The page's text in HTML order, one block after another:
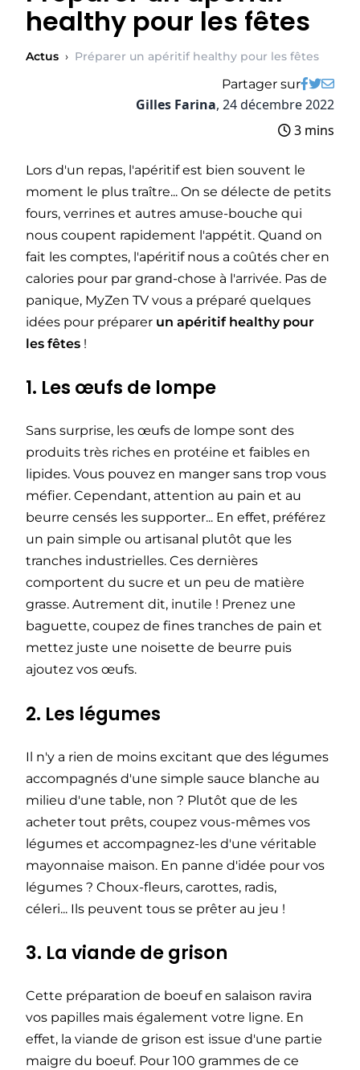
healthy pour les fêtes
Actus › Préparer un apéritif healthy pour les fêtes
Partager sur
Gilles Farina, 24 décembre 2022
3 mins
Lors d'un repas, l'apéritif est bien souvent le
moment le plus traître... On se délecte de petits
fours, verrines et autres amuse-bouche qui
nous coupent rapidement l'appétit. Quand on
fait les comptes, l'apéritif nous a coûtés cher en
calories pour par grand-chose à l'arrivée. Pas de
panique, MyZen TV vous a préparé quelques
idées pour préparer un apéritif healthy pour
les fêtes !
1. Les œufs de lompe
Sans surprise, les œufs de lompe sont des
produits très riches en protéine et faibles en
lipides. Vous pouvez en manger sans trop vous
méfier. Cependant, attention au pain et au
beurre censés les supporter... En effet, préférez
un pain simple ou artisanal plutôt que les
tranches industrielles. Ces dernières
comportent du sucre et un peu de matière
grasse. Autrement dit, inutile ! Prenez une
baguette, coupez de fines tranches de pain et
mettez juste une noisette de beurre puis
ajoutez vos œufs.
2. Les légumes
Il n'y a rien de moins excitant que des légumes
accompagnés d'une simple sauce blanche au
milieu d'une table, non ? Plutôt que de les
acheter tout prêts, coupez vous-mêmes vos
légumes et accompagnez-les d'une véritable
mayonnaise maison. En panne d'idée pour vos
légumes ? Choux-fleurs, carottes, radis,
céleri... Ils peuvent tous se prêter au jeu !
3. La viande de grison
Cette préparation de boeuf en salaison ravira
vos papilles mais également votre ligne. En
effet, la viande de grison est issue d'une partie
maigre du boeuf. Pour 100 grammes de ce